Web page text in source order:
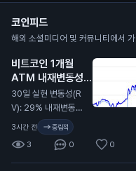
코인피드
해외 소셜미디어 및 커뮤니티에서
비트코인 1개월
ATM 내재변동성
(IV): 32%
N
30일 실현 변동성(R
V): 29% 내재변동성
이 실현 대비 2.4포인
트 높게 형성돼 있고,
지난 2년 기준 대략 4
6퍼센타일 구간. 극단
3시간 전 중립적
3 0 0